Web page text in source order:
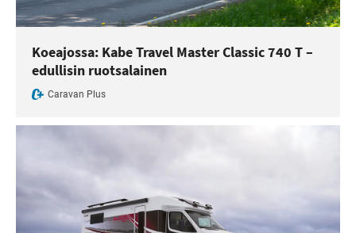
Koeajossa: Kabe Travel Master Classic 740 T –
edullisin ruotsalainen
Caravan Plus